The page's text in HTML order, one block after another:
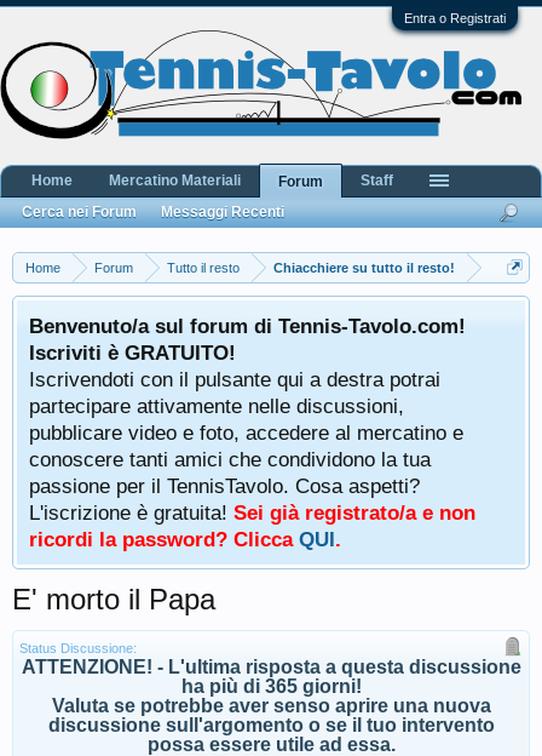
Entra o Registrati
Home Forum Tutto il resto Chiacchiere su tutto il resto!
Benvenuto/a sul forum di Tennis-Tavolo.com!
Iscriviti è GRATUITO!
Iscrivendoti con il pulsante qui a destra potrai
partecipare attivamente nelle discussioni,
pubblicare video e foto, accedere al mercatino e
conoscere tanti amici che condividono la tua
passione per il TennisTavolo. Cosa aspetti?
L'iscrizione è gratuita! Sei già registrato/a e non
ricordi la password? Clicca QUI.
E' morto il Papa
Status Discussione:
ATTENZIONE! - L'ultima risposta a questa discussione
ha più di 365 giorni!
Valuta se potrebbe aver senso aprire una nuova
discussione sull'argomento o se il tuo intervento
possa essere utile ad essa.
Home Mercatino Materiali
Forum
Cerca nei Forum
Messaggi Recenti
Staff